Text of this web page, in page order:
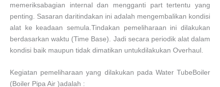
memeriksabagian internal dan mengganti part tertentu yang
penting. Sasaran daritindakan ini adalah mengembalikan kondisi
alat ke keadaan semula.Tindakan pemeliharaan ini dilakukan
berdasarkan waktu (Time Base). Jadi secara periodik alat dalam
kondisi baik maupun tidak dimatikan untukdilakukan Overhaul.
Kegiatan pemeliharaan yang dilakukan pada Water TubeBoiler
(Boiler Pipa Air )adalah :